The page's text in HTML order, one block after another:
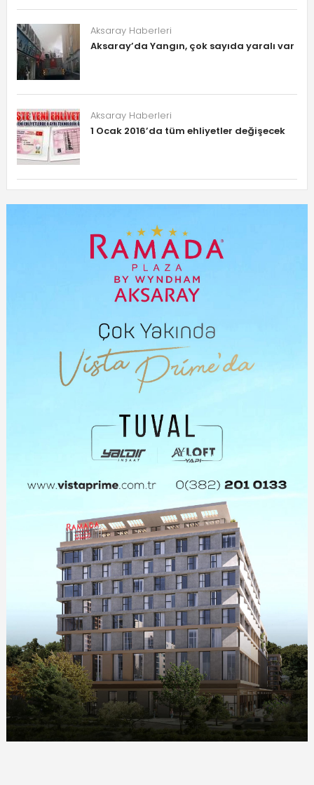
Aksaray Haberleri
Aksaray’da Yangın, çok sayıda yaralı var
Aksaray Haberleri
1 Ocak 2016’da tüm ehliyetler değişecek